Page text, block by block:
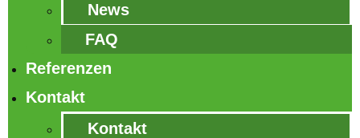
News
FAQ
Referenzen
Kontakt
Kontakt